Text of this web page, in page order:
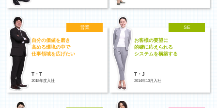
営業
自分の価値を磨き
高める環境の中で
仕事領域を広げたい
T・T
2018年度入社
SE
お客様の要望に
的確に応えられる
システムを構築する
T・J
2014年10月入社